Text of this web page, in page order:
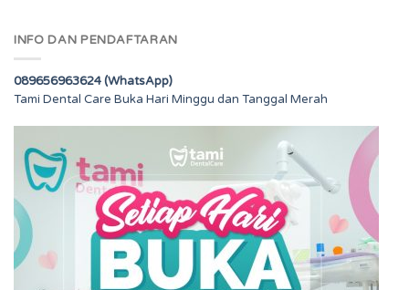
INFO DAN PENDAFTARAN
089656963624 (WhatsApp)
Tami Dental Care Buka Hari Minggu dan Tanggal Merah